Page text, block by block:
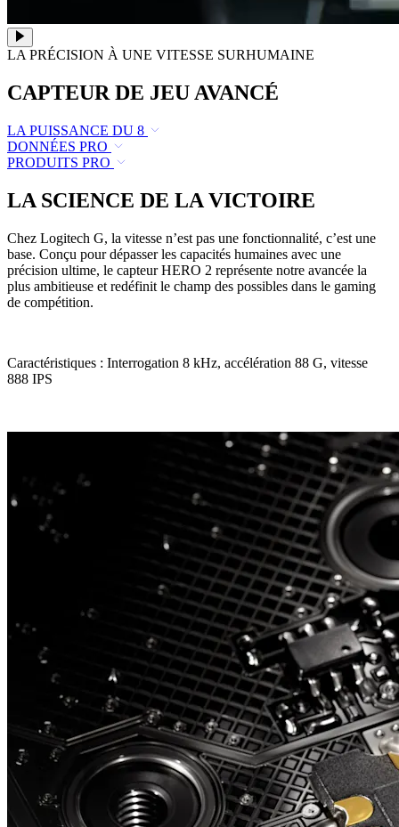
LA PRÉCISION À UNE VITESSE SURHUMAINE
CAPTEUR DE JEU AVANCÉ
LA PUISSANCE DU 8
DONNÉES PRO
PRODUITS PRO
LA SCIENCE DE LA VICTOIRE
Chez Logitech G, la vitesse n’est pas une fonctionnalité, c’est une
base. Conçu pour dépasser les capacités humaines avec une
précision ultime, le capteur HERO 2 représente notre avancée la
plus ambitieuse et redéfinit le champ des possibles dans le gaming
de compétition.
Caractéristiques : Interrogation 8 kHz, accélération 88 G, vitesse
888 IPS